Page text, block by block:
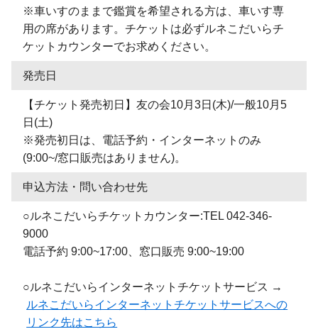
※車いすのままで鑑賞を希望される方は、車いす専
用の席があります。チケットは必ずルネこだいらチ
ケットカウンターでお求めください。
発売日
【チケット発売初日】友の会10月3日(木)/一般10月5
日(土)
※発売初日は、電話予約・インターネットのみ
(9:00~/窓口販売はありません)。
申込方法・問い合わせ先
○ルネこだいらチケットカウンター:TEL 042-346-
9000
電話予約 9:00~17:00、窓口販売 9:00~19:00
○ルネこだいらインターネットチケットサービス →
ルネこだいらインターネットチケットサービスへの
リンク先はこちら